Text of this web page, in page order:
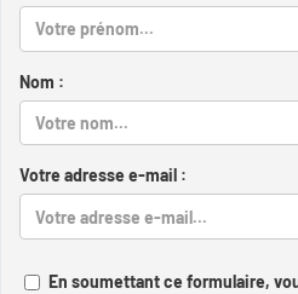
Nom :
Votre adresse e-mail :
En soumettant ce formulaire,